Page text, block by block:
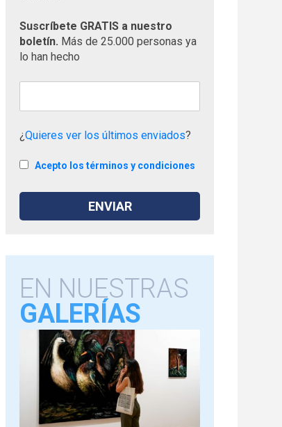
Suscríbete GRATIS a nuestro
boletín. Más de 25.000 personas ya
lo han hecho
¿Quieres ver los últimos enviados?
Acepto los términos y condiciones
EN NUESTRAS
GALERÍAS